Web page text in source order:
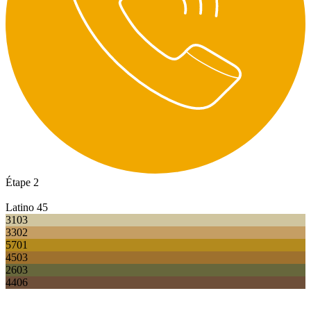
Étape 2
Latino 45
3103
3302
5701
4503
2603
4406